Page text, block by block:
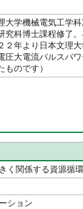
大学機械電気工学
究科博士課程修了
２年より日本文理
圧大電流パルスパ
ものです）
く関係する資源循環
ション